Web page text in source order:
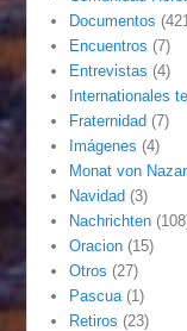
Documentos
Encuentros (7)
Entrevistas (4)
Internationales
Fraternidad (7)
Imágenes (4)
Monat von
Navidad (3)
Nachrichten
Oracion (15)
Otros (27)
Pascua (1)
Retiros (23)